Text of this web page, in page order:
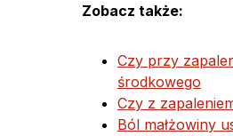
Zobacz także:
Czy przy
środkowego
Czy z
Ból małżowiny